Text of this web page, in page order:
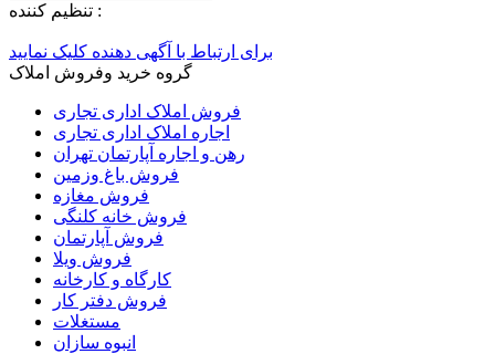
تنظيم کننده :
برای ارتباط با آگهی دهنده کلیک نمایید
گروه خرید وفروش املاک
فروش املاک اداری تجاری
اجاره املاک اداری تجاری
رهن و اجاره آپارتمان تهران
فروش باغ وزمین
فروش مغازه
فروش خانه کلنگی
فروش آپارتمان
فروش ویلا
کارگاه و کارخانه
فروش دفتر کار
مستغلات
انبوه سازان